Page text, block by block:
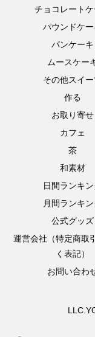
チョコレート
パウンドケー
パンケーキ
ムースケー
その他スイー
作る
お取り寄せ
カフェ
茶
和素材
日間ランキ
月間ランキ
公式グッズ
運営会社（特定商取
く表記）
お問い合わ